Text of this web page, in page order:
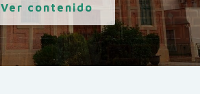
Ver contenido